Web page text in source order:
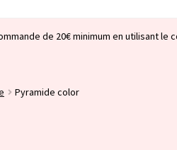
de 20€ minimum en utilisant le
Pyramide color